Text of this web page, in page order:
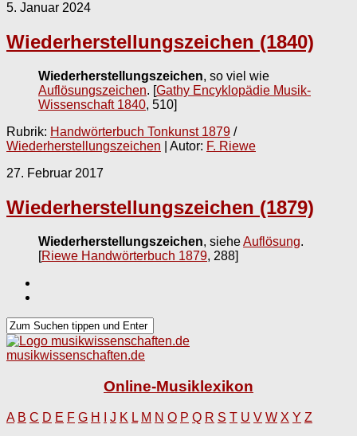
5. Januar 2024
Wiederherstellungszeichen (1840)
Wiederherstellungszeichen, so viel wie
Auflösungszeichen. [Gathy Encyklopädie Musik-
Wissenschaft 1840, 510]
Rubrik: Handwörterbuch Tonkunst 1879 /
Wiederherstellungszeichen | Autor: F. Riewe
27. Februar 2017
Wiederherstellungszeichen (1879)
Wiederherstellungszeichen, sieheAuflösung.
[Riewe Handwörterbuch 1879, 288]
musikwissenschaften.de
Online-Musiklexikon
A B C D E F G H J K L M N O P Q R S T U V W X Y Z